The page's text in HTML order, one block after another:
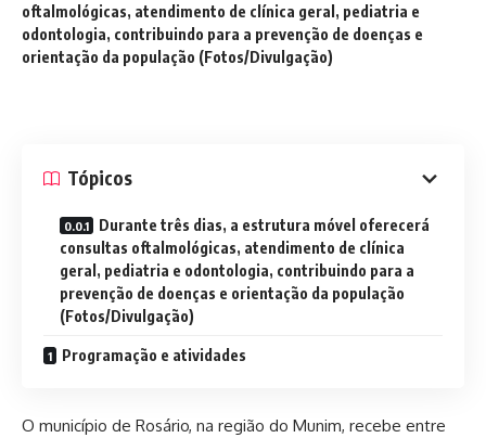
oftalmológicas, atendimento de clínica geral, pediatria e
odontologia, contribuindo para a prevenção de doenças e
orientação da população (Fotos/Divulgação)
Tópicos
Durante três dias, a estrutura móvel oferecerá
consultas oftalmológicas, atendimento de clínica
geral, pediatria e odontologia, contribuindo para a
prevenção de doenças e orientação da população
(Fotos/Divulgação)
Programação e atividades
O município de Rosário, na região do Munim, recebe entre